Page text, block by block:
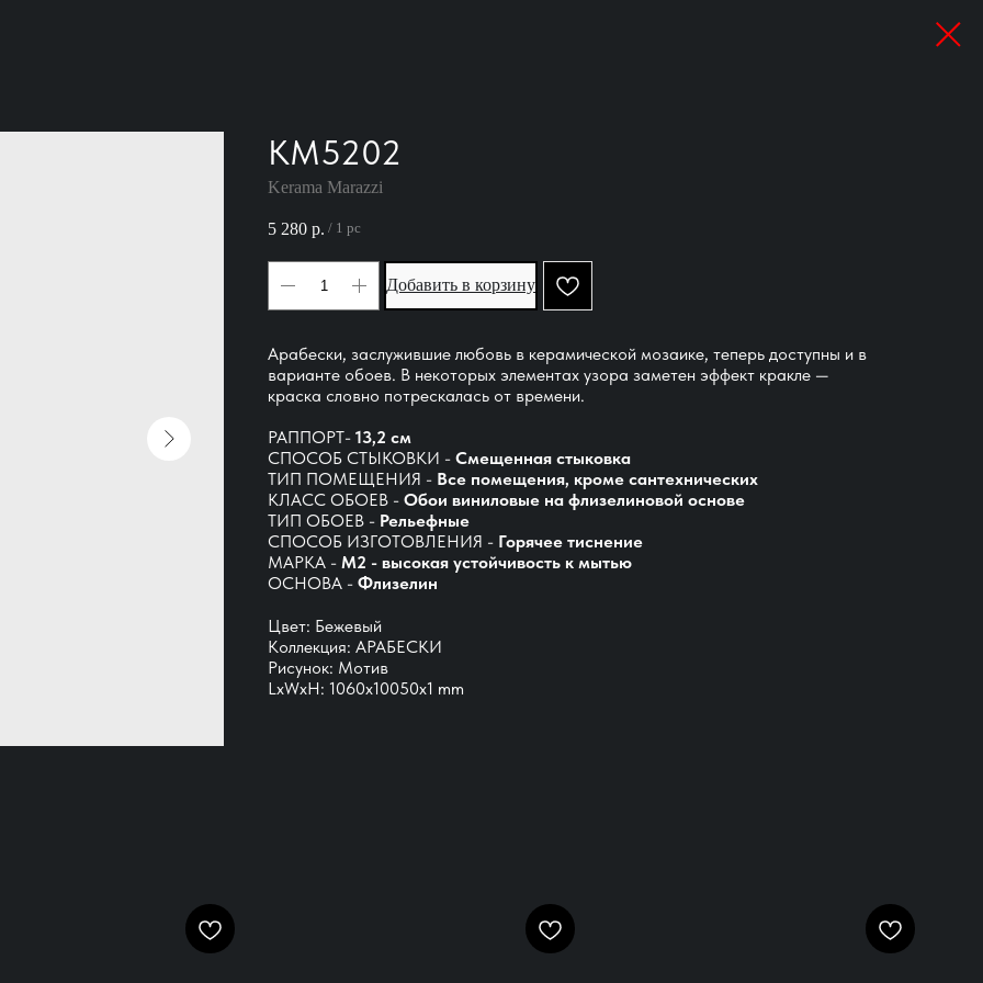
KM5202
Kerama Marazzi
5 280 р. / 1 pc
Добавить в корзину
Арабески, заслужившие любовь в керамической мозаике, теперь доступны и в
варианте обоев. В некоторых элементах узора заметен эффект кракле —
краска словно потрескалась от времени.
РАППОРТ- 13,2 см
СПОСОБ СТЫКОВКИ - Смещенная стыковка
ТИП ПОМЕЩЕНИЯ - Все помещения, кроме сантехнических
КЛАСС ОБОЕВ - Обои виниловые на флизелиновой основе
ТИП ОБОЕВ - Рельефные
СПОСОБ ИЗГОТОВЛЕНИЯ - Горячее тиснение
МАРКА - М2 - высокая устойчивость к мытью
ОСНОВА - Флизелин
Цвет: Бежевый
Коллекция: АРАБЕСКИ
Рисунок: Мотив
LxWxH: 1060x10050x1 mm